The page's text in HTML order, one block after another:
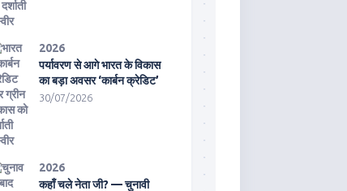
2026
पर्यावरण से आगे भारत के विकास
का बड़ा अवसर ‘कार्बन क्रेडिट’
30/07/2026
2026
कहाँ चले नेता जी? — चुनावी